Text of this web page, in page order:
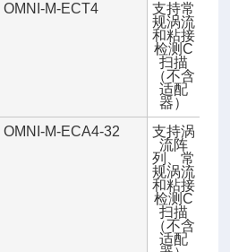
OMNI-M-ECT4
支持常
规涡流
和粘接
检测C
扫描
（不含
适配
器）
OMNI-M-ECA4-32
支持涡
流阵
列、常
规涡流
和粘接
检测C
扫描
（不含
适配